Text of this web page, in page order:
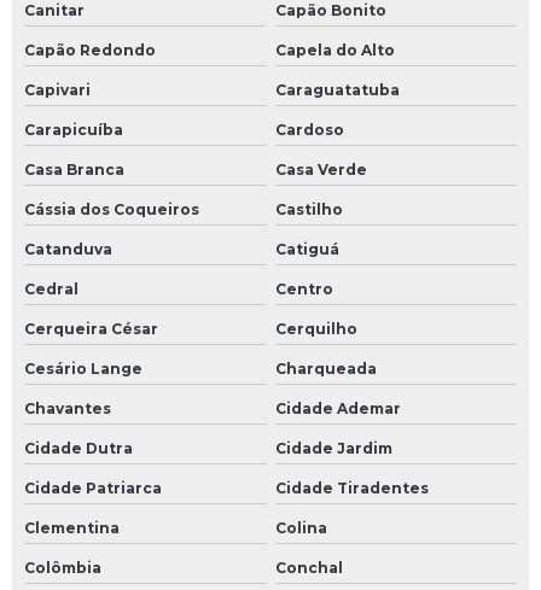
Canitar Capão Bonito
Capão Redondo Capela do Alto
Capivari Caraguatatuba
Carapicuíba Cardoso
Casa Branca Casa Verde
Cássia dos Coqueiros Castilho
Catanduva Catiguá
Cedral Centro
Cerqueira César Cerquilho
Cesário Lange Charqueada
Chavantes Cidade Ademar
Cidade Dutra Cidade Jardim
Cidade Patriarca Cidade Tiradentes
Clementina Colina
Colômbia Conchal